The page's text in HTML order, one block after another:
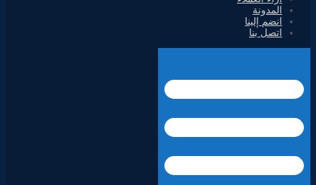
المدونة
انضم إلينا
اتصل بنا